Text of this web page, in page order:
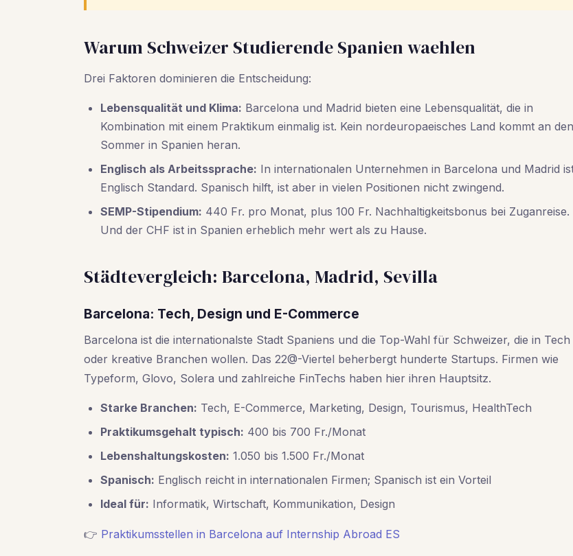
Warum Schweizer Studierende Spanien waehlen
Drei Faktoren dominieren die Entscheidung:
Lebensqualität und Klima: Barcelona und Madrid bieten eine Lebensqualität, die in
Kombination mit einem Praktikum einmalig ist. Kein nordeuropaeisches Land kommt an den
Sommer in Spanien heran.
Englisch als Arbeitssprache: In internationalen Unternehmen in Barcelona und Madrid
Englisch Standard. Spanisch hilft, ist aber in vielen Positionen nicht zwingend.
SEMP-Stipendium: 440 Fr. pro Monat, plus 100 Fr. Nachhaltigkeitsbonus bei Zuganreise.
Und der CHF ist in Spanien erheblich mehr wert als zu Hause.
Städtevergleich: Barcelona, Madrid, Sevilla
Barcelona: Tech, Design und E-Commerce
Barcelona ist die internationalste Stadt Spaniens und die Top-Wahl für Schweizer, die in Tech
oder kreative Branchen wollen. Das 22@-Viertel beherbergt hunderte Startups. Firmen wie
Typeform, Glovo, Solera und zahlreiche FinTechs haben hier ihren Hauptsitz.
Starke Branchen: Tech, E-Commerce, Marketing, Design, Tourismus, HealthTech
Praktikumsgehalt typisch: 400 bis 700 Fr./Monat
Lebenshaltungskosten: 1.050 bis 1.500 Fr./Monat
Spanisch: Englisch reicht in internationalen Firmen; Spanisch ist ein Vorteil
Ideal für: Informatik, Wirtschaft, Kommunikation, Design
👉 Praktikumsstellen in Barcelona auf Internship Abroad ES